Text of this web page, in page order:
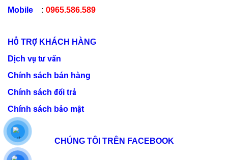
Mobile : 0965.586.589
HỖ TRỢ KHÁCH HÀNG
Dịch vụ tư vấn
Chính sách bán hàng
Chính sách đổi trả
Chính sách bảo mật
CHÚNG TÔI TRÊN FACEBOOK